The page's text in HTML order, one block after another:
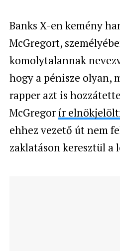
Banks X-en kemény
McGregort,
komolytalannak
hogy a pénisze olyan,
rapper azt is
McGregorír
ehhez vezető út nem
zaklatáson keresztül a